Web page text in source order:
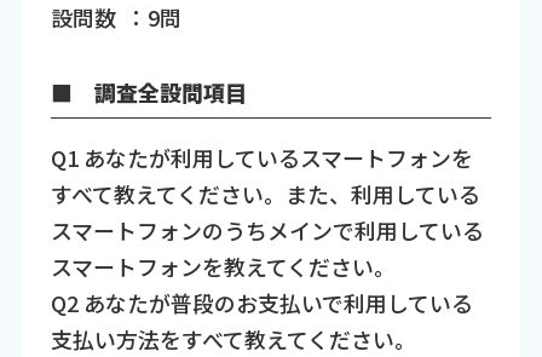
設問数 ：9問
■ 調査全設問項目
Q1 あなたが利用しているスマートフォンを
すべて教えてください。また、利用している
スマートフォンのうちメインで利用している
スマートフォンを教えてください。
Q2 あなたが普段のお支払いで利用している
支払い方法をすべて教えてください。